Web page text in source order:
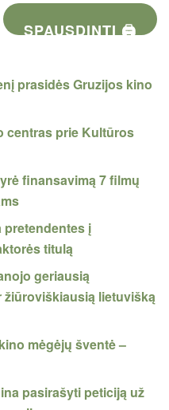
SPAUSDINTI 🖨
prasidės Gruzijos kino
centras prie Kultūros
finansavimą 7 filmų
pretendentes į
titulą
geriausią
lietuvišką
mėgėjų šventė –
pasirašyti peticiją už